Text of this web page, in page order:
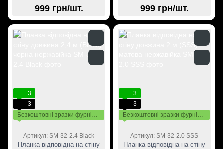
полірована нержавійка
999 грн/шт.
нержавйка
999 грн/шт.
3
3
Безкоштовні зразки фурнітури
Артикул: SM-32-2.4 Black
Планка відповідна на стіну
3
3
Безкоштовні зразки фурнітури
Артикул: SM-32-2.0 SSS
Планка відповідна на стіну